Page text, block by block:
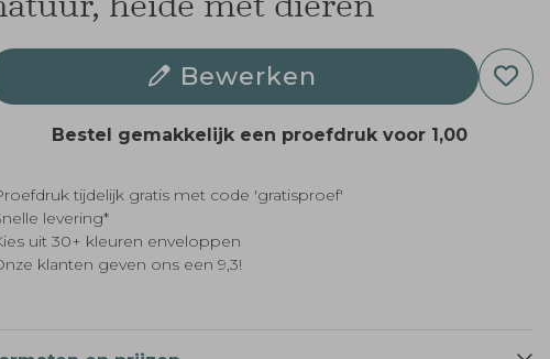
Bewerken
Bestel gemakkelijk een proefdruk voor 1,00
tijdelijk gratis met code 'gratisproef'
levering*
uit 30+ kleuren enveloppen
klanten geven ons een 9,3!